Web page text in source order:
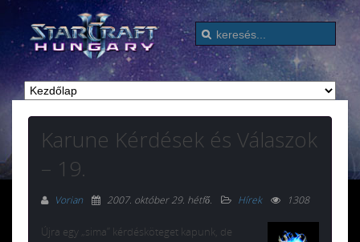
Karune Kérdések és Válaszok
– 19.
Vorian 2007. október 29. hétfő. Hírek 1308
Újra egy „sima” kérdésköteget kapunk, de